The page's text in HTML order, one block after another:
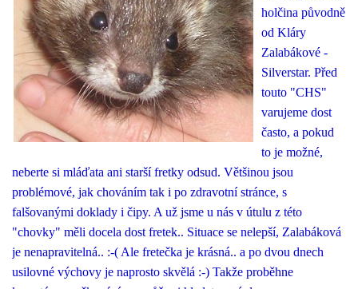
holčina původně
od Kláry
Zalabákové -
Silverstar. Před
touto "CHS"
varujeme dost
často, a pokud
to je možné,
neberte si mláďata ani starší fretky odsud. Většinou jsou
problémové, jak chováním tak i po zdravotní stránce, s
falšovanými doklady i čipy. A už jsme u nás v útulu z této
"chovky" měli docela dost fretek.. Situace se nelepší, Zalabáková
je nenapravitelná.. :-( Ale fretečka je krásná.. a po dvou dnech
usilovné výchovy je naprosto skvělá :-) Takže proběhne